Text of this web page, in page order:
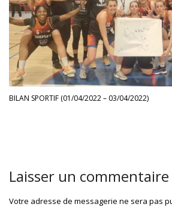
BILAN SPORTIF (01/04/2022 – 03/04/2022)
Laisser un commentaire
Votre adresse de messagerie ne sera pas